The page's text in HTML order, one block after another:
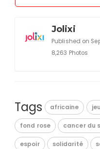
Jolixi
Published on
8,263 Photos
Tags africaine
fond rose cancer du
espoir solidarité